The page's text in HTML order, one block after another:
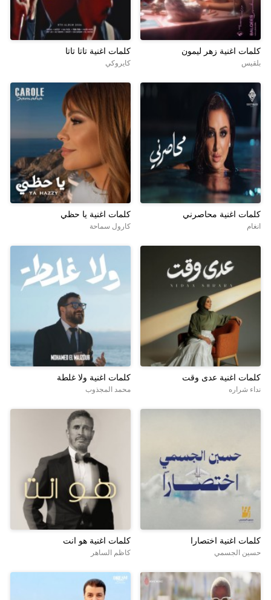
كلمات اغنية تاتا تاتا
كايروكي
كلمات اغنية زهر ليمون
بلقيس
كلمات اغنية يا حظي
كارول سماحة
كلمات اغنية محاصرني
انغام
كلمات اغنية ولا غلطة
محمد المجذوب
كلمات اغنية عدى وقت
نداء شراره
كلمات اغنية هو انت
كاظم الساهر
كلمات اغنية اختصارا
حسين الجسمي